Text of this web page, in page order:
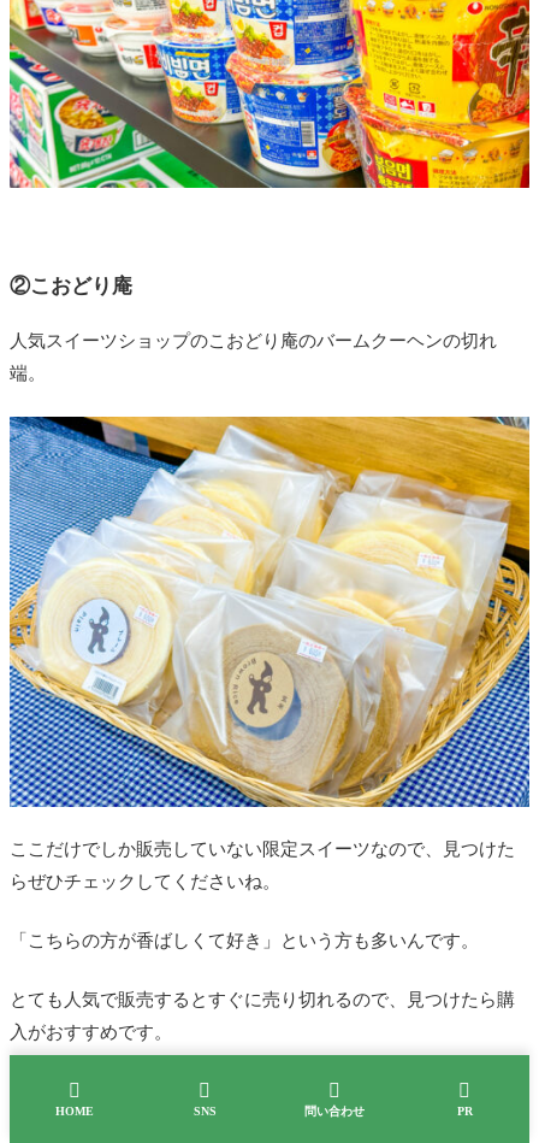
②こおどり庵
人気スイーツショップのこおどり庵のバームクーヘンの切れ
端。
ここだけでしか販売していない限定スイーツなので、見つけた
らぜひチェックしてくださいね。
「こちらの方が香ばしくて好き」という方も多いんです。
とても人気で販売するとすぐに売り切れるので、見つけたら購
入がおすすめです。

HOME

SNS

問い合わせ

PR